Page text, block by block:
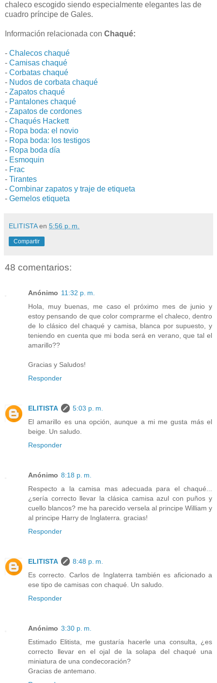
chaleco escogido siendo especialmente elegantes las de
cuadro príncipe de Gales.
Información relacionada con Chaqué:
- Chalecos chaqué
- Camisas chaqué
- Corbatas chaqué
- Nudos de corbata chaqué
- Zapatos chaqué
- Pantalones chaqué
- Zapatos de cordones
- Chaqués Hackett
- Ropa boda: el novio
- Ropa boda: los testigos
- Ropa boda día
- Esmoquin
- Frac
- Tirantes
- Combinar zapatos y traje de etiqueta
- Gemelos etiqueta
ELITISTA en 5:56 p. m.
Compartir
48 comentarios:
Anónimo 11:32 p. m.
Hola, muy buenas, me caso el próximo mes de junio y
estoy pensando de que color comprarme el chaleco, dentro
de lo clásico del chaqué y camisa, blanca por supuesto, y
teniendo en cuenta que mi boda será en verano, que tal el
amarillo??
Gracias y Saludos!
Responder
ELITISTA
5:03 p. m.
El amarillo es una opción, aunque a mi me gusta más el
beige. Un saludo.
Responder
Anónimo 8:18 p. m.
Respecto a la camisa mas adecuada para el chaqué...
¿sería correcto llevar la clásica camisa azul con puños y
cuello blancos? me ha parecido versela al principe William y
al principe Harry de Inglaterra. gracias!
Responder
ELITISTA
8:48 p. m.
Es correcto. Carlos de Inglaterra también es aficionado a
ese tipo de camisas con chaqué. Un saludo.
Responder
Anónimo 3:30 p. m.
Estimado Elitista, me gustaría hacerle una consulta, ¿es
correcto llevar en el ojal de la solapa del chaqué una
miniatura de una condecoración?
Gracias de antemano.